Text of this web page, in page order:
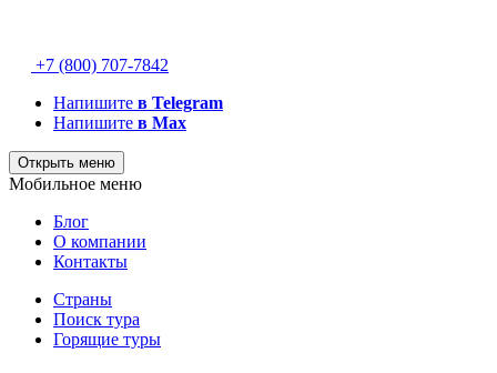
+7 (800) 707-7842
Напишите в Telegram
Напишите в Max
Открыть меню
Мобильное меню
Блог
О компании
Контакты
Страны
Поиск тура
Горящие туры